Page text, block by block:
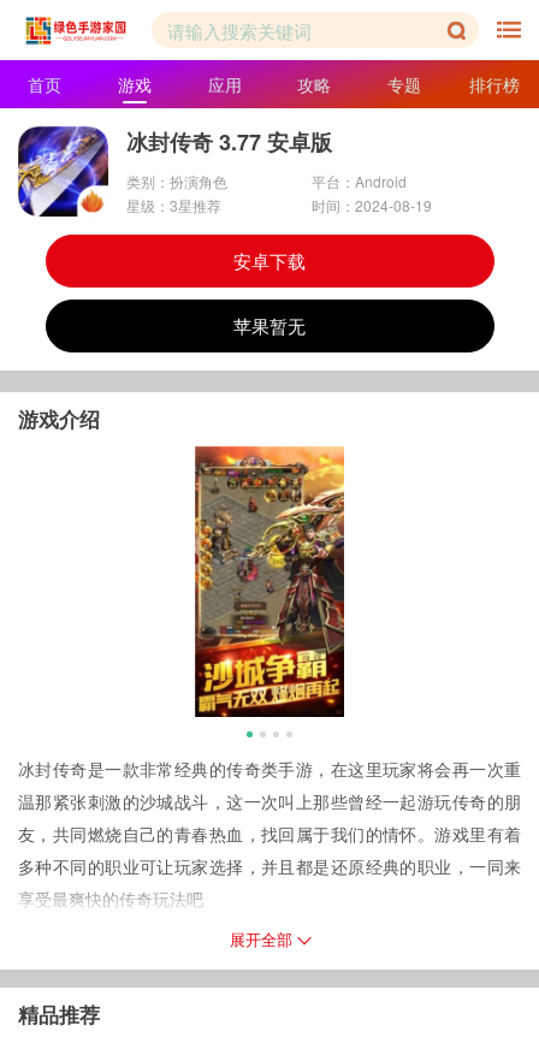
首页 游戏 应用 攻略 专题 排行榜
冰封传奇 3.77 安卓版
类别：扮演角色
平台：Android
星级：3星推荐
时间：2024-08-19
安卓下载
苹果暂无
游戏介绍
冰封传奇是一款非常经典的传奇类手游，在这里玩家将会再一次重
温那紧张刺激的沙城战斗，这一次叫上那些曾经一起游玩传奇的朋
友，共同燃烧自己的青春热血，找回属于我们的情怀。游戏里有着
多种不同的职业可让玩家选择，并且都是还原经典的职业，一同来
享受最爽快的传奇玩法吧
快刺激的战斗玩法，同时这里还有着公平交易，自由PK，超高的爆
率等等，能够让你轻松挂机就能快速升级
展开全部
精品推荐